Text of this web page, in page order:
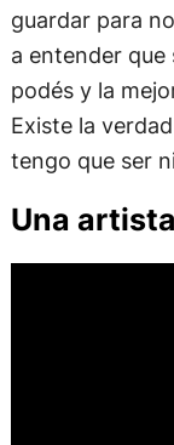
guardar para
a entender que
podés y la
Existe la
tengo que ser
Una